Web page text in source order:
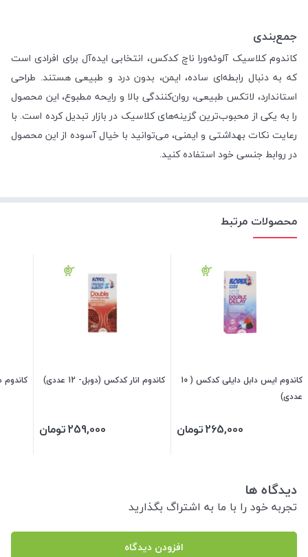
جمع‌بندی
کاندوم کلاسیک آلوئه‌ورا ناچ کدکس، انتخابی ایده‌آل برای افرادی است
که به دنبال رابطه‌ای ساده، ایمن، بدون درد و طبیعی هستند. طراحی
استاندارد، لاتکس طبیعی، روان‌کنندگی بالا و رایحه مطبوع، این محصول
را به یکی از محبوب‌ترین گزینه‌های کلاسیک در بازار تبدیل کرده است. با
رعایت نکات بهداشتی و ایمنی، می‌توانید با خیال آسوده از این محصول
در روابط جنسی خود استفاده کنید.
محصولات مرتبط
کاندوم ایس دابل دایلی کدکس ( 10
عددی)
265,000تومان
کاندوم انار کدکس (دوبل- 12 عددی)
259,000تومان
کاندوم مستر 1*3
دیدگاه ها
تجربه خود را با ما به اشتراگ بگذارید
افزودن دیدگاه